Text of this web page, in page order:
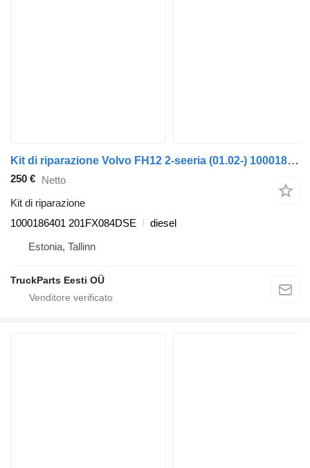
Kit di riparazione Volvo FH12 2-seeria (01.02-) 1000186401 per trattore stradale Volvo FH12, FH16, NH12, FH, VNL780 (1993-2014)
250 € Netto
Kit di riparazione
1000186401 201FX084DSE
diesel
Estonia, Tallinn
TruckParts Eesti OÜ